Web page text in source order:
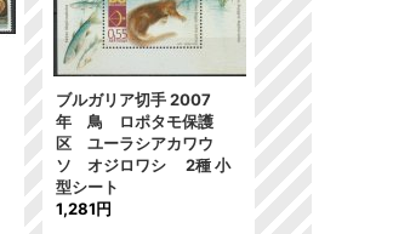
ブルガリア切手 2007
年 鳥 ロポタモ保護
区 ユーラシアカワウ
ソ オジロワシ 2種 小
型シート
1,281円